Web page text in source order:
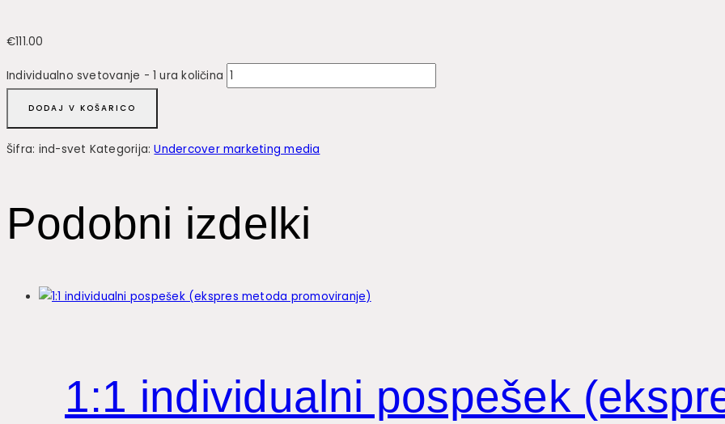
€111.00
Individualno svetovanje - 1 ura količina
DODAJ V KOŠARICO
Šifra: ind-svet Kategorija:Undercover marketing media
Podobni izdelki
1:1 individualni pospešek